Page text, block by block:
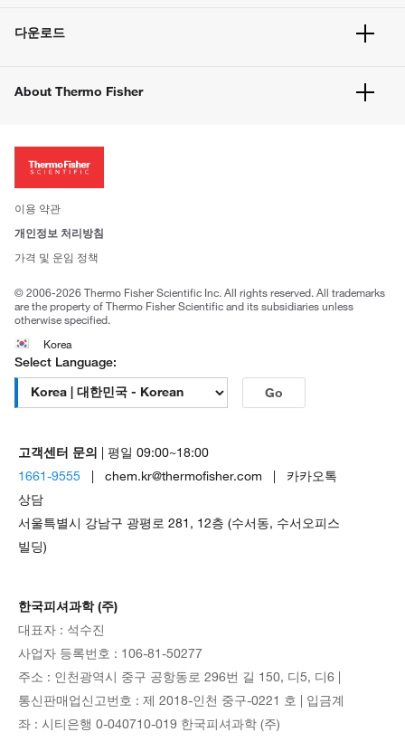
벌크 주문
고객 센터
웹사이트 개선사항
다운로드
About Thermo Fisher
투자자
사회적 책임
브랜드
이용 약관
개인정보 처리방침
가격 및 운임 정책
© 2006-2026 Thermo Fisher Scientific Inc. All rights reserved. All trademarks
are the property of Thermo Fisher Scientific and its subsidiaries unless
otherwise specified.
Korea
Select Language:
Go
고객센터 문의 | 평일 09:00~18:00
1661-9555 | chem.kr@thermofisher.com | 카카오톡
상담
서울특별시 강남구 광평로 281, 12층 (수서동, 수서오피스
빌딩)
한국피셔과학 (주)
대표자 : 석수진
사업자 등록번호 : 106-81-50277
주소 : 인천광역시 중구 공항동로 296번 길 150, 디5, 디6 |
통신판매업신고번호 : 제 2018-인천 중구-0221 호 | 입금계
좌 : 시티은행 0-040710-019 한국피셔과학 (주)